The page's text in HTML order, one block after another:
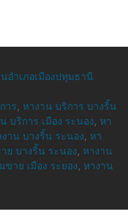
นอำเภอเมืองปทุมธานี
าร หางาน บริการ บางริ้น
บริการ เมือง ระนอง หา
งาน บางริ้น ระนอง หา
ย บางริ้น ระนอง หางาน
าย เมือง ระยอง หางาน